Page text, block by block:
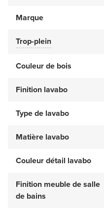
Marque
Trop-plein
Couleur de bois
Finition lavabo
Type de lavabo
Matière lavabo
Couleur détail lavabo
Finition meuble de salle
de bains